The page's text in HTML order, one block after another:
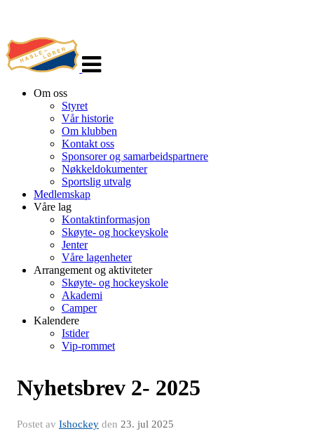
navigasjon
Om oss
Styret
Vår historie
Om klubben
Kontakt oss
Sponsorer og samarbeidspartnere
Nøkkeldokumenter
Sportslig utvalg
Medlemskap
Våre lag
Kontaktinformasjon
Skøyte- og hockeyskole
Jenter
Våre lagenheter
Arrangement og aktiviteter
Skøyte- og hockeyskole
Akademi
Camper
Kalendere
Istider
Vip-rommet
Nyhetsbrev 2- 2025
Postet av Ishockey den 23. jul 2025